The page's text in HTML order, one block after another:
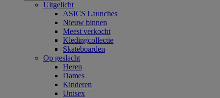
Uitgelicht
ASICS Launches
Nieuw binnen
Meest verkocht
Kledingcollectie
Skateboarden
Op geslacht
Heren
Dames
Kinderen
Unisex